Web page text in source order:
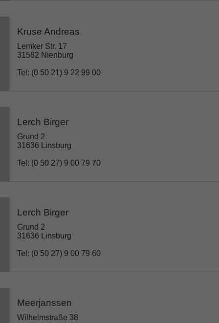
Kruse Andreas
Lemker Str. 17
31582 Nienburg
Tel: (0 50 21) 9 22 99 00
Lerch Birger
Grund 2
31636 Linsburg
Tel: (0 50 27) 9 00 79 70
Lerch Birger
Grund 2
31636 Linsburg
Tel: (0 50 27) 9 00 79 60
Meerjanssen
Wilhelmstraße 38